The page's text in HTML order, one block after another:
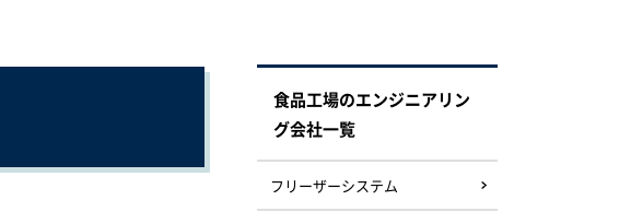
食品工場のエンジニアリン
グ会社一覧
フリーザーシステム